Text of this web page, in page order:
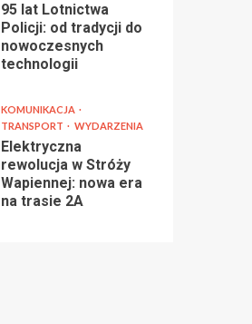
95 lat Lotnictwa
Policji: od tradycji do
nowoczesnych
technologii
KOMUNIKACJA
TRANSPORT
WYDARZENIA
Elektryczna
rewolucja w Stróży
Wapiennej: nowa era
na trasie 2A